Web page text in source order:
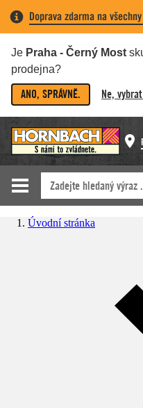
Doprava zdarma na
Je Praha - Černý Most
prodejna?
ANO, SPRÁVNĚ. Ne,
Úvodní stránka